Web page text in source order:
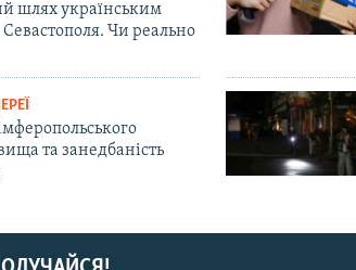
шлях українським
Чи реально
та занедбаність